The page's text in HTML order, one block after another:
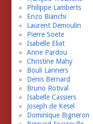
Philippe Lamberts
Enzo Bianchi
Laurent Demoulin
Pierre Soete
Isabelle Eliat
Anne Pardou
Christine Mahy
Bouli Lanners
Denis Bernard
Bruno Rotival
Isabelle Cassiers
Joseph de Kesel
Dominique Bigneron